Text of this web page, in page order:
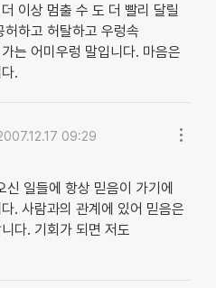
이상 멈출 수 도 더 빨리 달릴
하고 허탈하고 우렁속
는 어미우렁 말입니다. 마음은
.
09:29
일들에 항상 믿음이 가기에
. 사람과의 관계에 있어 믿음은
다. 기회가 되면 저도